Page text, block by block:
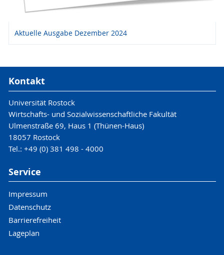
Aktuelle Ausgabe Dezember 2024
Kontakt
Universität Rostock
Wirtschafts- und Sozialwissenschaftliche Fakultät
Ulmenstraße 69, Haus 1 (Thünen-Haus)
18057 Rostock
Tel.: +49 (0) 381 498 - 4000
Service
Impressum
Datenschutz
Barrierefreiheit
Lageplan